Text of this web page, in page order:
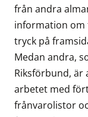
från andra
information om
tryck på
Medan andra,
Riksförbund, är
arbetet med
frånvarolistor